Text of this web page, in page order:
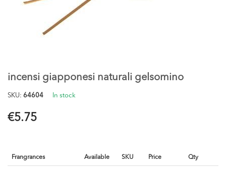
incensi giapponesi naturali gelsomino
SKU 64604 In stock
€5.75
Frangrances Available SKU Price Qty
the
beginning
the
gallery